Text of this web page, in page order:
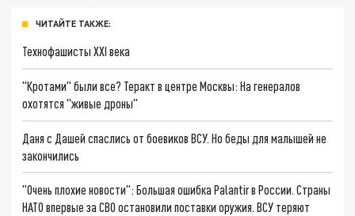
ЧИТАЙТЕ ТАКЖЕ:
Технофашисты XXI века
"Кротами" были все? Теракт в центре Москвы: На генералов
охотятся "живые дроны"
Даня с Дашей спаслись от боевиков ВСУ. Но беды для малышей не
закончились
"Очень плохие новости": Большая ошибка Palantir в России. Страны
НАТО впервые за СВО остановили поставки оружия. ВСУ теряют